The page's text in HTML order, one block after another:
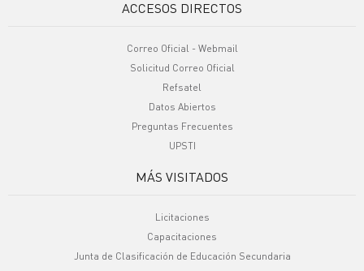
ACCESOS DIRECTOS
Correo Oficial - Webmail
Solicitud Correo Oficial
Refsatel
Datos Abiertos
Preguntas Frecuentes
UPSTI
MÁS VISITADOS
Licitaciones
Capacitaciones
Junta de Clasificación de Educación Secundaria